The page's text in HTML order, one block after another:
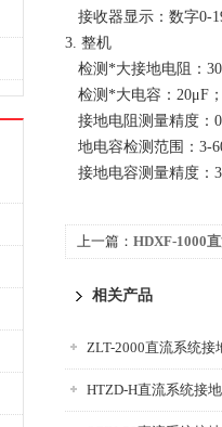
接收器显示：数字0-
3. 整机
检测*大接地电阻：
检测*大电容：20μF
接地电阻测量精度：
地电容检测范围：3-
接地电容测量精度：
上一篇： HDXF-1000
相关产品
ZLT-2000直流系统接
HTZD-H直流系统接